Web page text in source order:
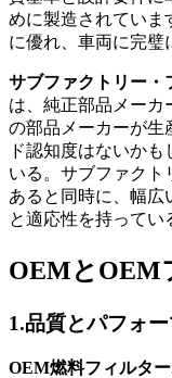
めに製造されていま
に優れ、車両に完璧
サブファクトリー・
は、純正部品メーカ
の部品メーカーが生
ド認知度はないか
いる。サブファクト
あると同時に、幅広
と適応性を持ってい
OEMとOEM
1.品質とパフォ
OEM燃料フィルター